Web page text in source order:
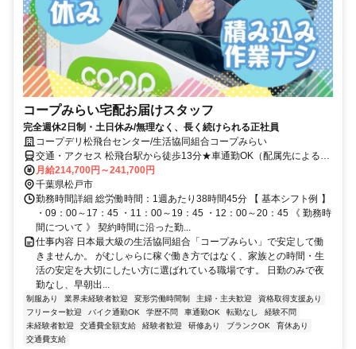
コープみらい宅配お届けスタッフ
完全週休2日制・土日休み/無理なく、長く続けられる正社員
コープデリ松飛台センター/生活協同組合コープみらい
交通・アクセス 松飛台駅から徒歩13分★車通勤OK（配属先による）
※配属先は、入職時期や各センターの人員状況を踏まえ、本人の希望
を考慮した上で、募集場所を含む通勤可能な範囲のセンターから決定
します。
月給214,700円～241,700円
千葉県松戸市
勤務時間詳細 総労働時間：1週あたり38時間45分 【 基本シフト例 】
・09：00～17：45 ・11：00～19：45 ・12：00～20：45 《 勤務時
間について 》 契約時間に沿った勤...
仕事内容 日本最大級の生活協同組合「コープみらい」で安定して働
きませんか。 がむしゃらに稼ぐ働き方ではなく、家族との時間・生
活の安定を大切にしたい方に選ばれている職場です。 日勤のみで夜
勤なし、早朝出...
制服あり 業界未経験者歓迎 変形労働時間制 主婦・主夫歓迎
資格取得支援あり
フリーター歓迎
バイク通勤OK 学歴不問 車通勤OK 転勤なし
経験不問
未経験者歓迎
交通費全額支給 経験者歓迎 研修あり ブランクOK
育休あり
交通費支給